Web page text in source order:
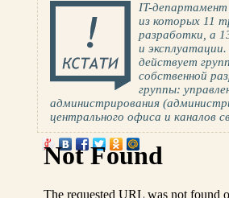
IT-департамент
из которых 11
разработки, а
и
действует
собственной
группы:
администрирования
центрального офиса и каналов